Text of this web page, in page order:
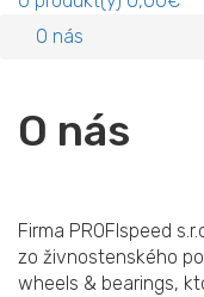
O nás
O nás
Firma PROFIspeed
zo živnostenského
wheels & bearings,